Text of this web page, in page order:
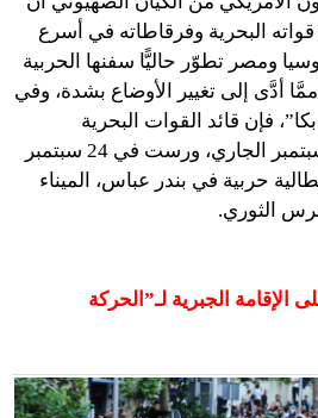
البحرية وفرقاطاته في أسرع
ومصر تطوّر حاليًّا سفنها الحربية
أدَّى إلى تغيير الأوضاع بشدة، وفي
فإن قائد القوات البحرية
الإيطالية زار إيران في 5سبتمبر الجاري، ورست في 24 سبتمبر
حربية في بندر عباس، الميناء
الثوري.
الجبرية لـ”الحركة